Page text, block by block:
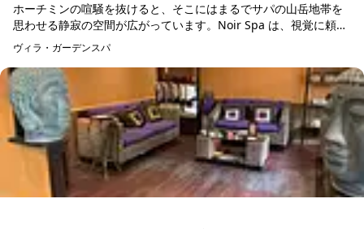
ホーチミンの喧騒を抜けると、そこにはまるでサパの山岳地帯を
思わせる静寂の空間が広がっています。Noir Spa は、視覚に頼ら
ない研ぎ澄まされた手技で、疲れた身体をじっくりとほぐすマッ
サージと、...
ヴィラ・ガーデンスパ予約可能